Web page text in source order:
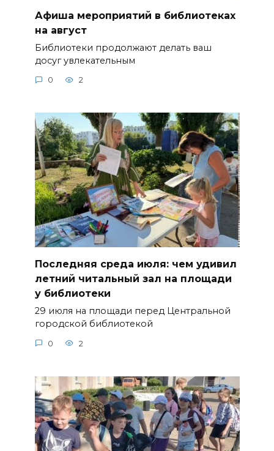
Афиша мероприятий в библиотеках
на август
Библиотеки продолжают делать ваш
досуг увлекательным
0 2
Последняя среда июля: чем удивил
летний читальный зал на площади
у библиотеки
29 июля на площади перед Центральной
городской библиотекой
0 2